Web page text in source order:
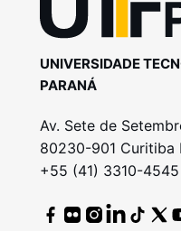
UNIVERSIDADE
PARANÁ
Av. Sete de
80230-901
+55 (41) 3310-4545